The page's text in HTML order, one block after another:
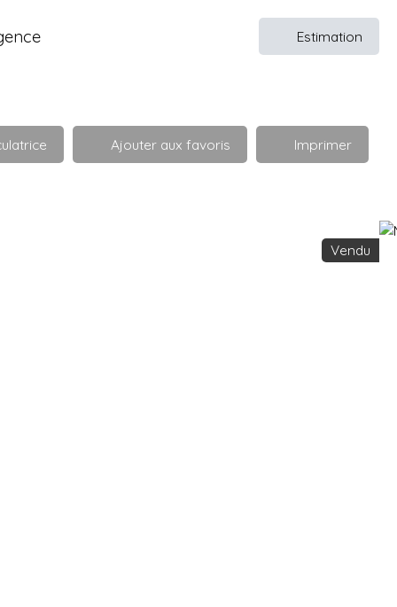
Estimation
Ajouter aux favoris Imprimer
Vendu